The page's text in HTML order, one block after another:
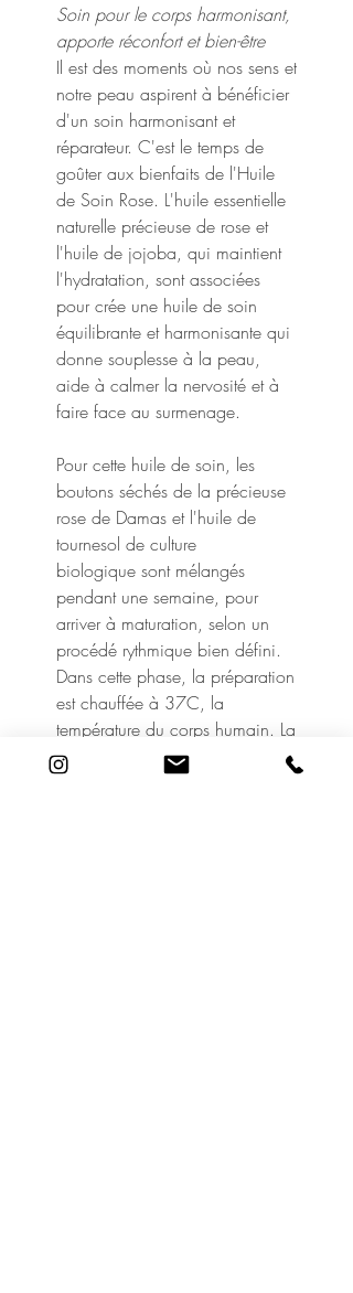
Soin pour le corps harmonisant,
apporte réconfort et bien-être
Il est des moments où nos sens et
notre peau aspirent à bénéficier
d'un soin harmonisant et
réparateur. C'est le temps de
goûter aux bienfaits de l'Huile
de Soin Rose. L'huile essentielle
naturelle précieuse de rose et
l'huile de jojoba, qui maintient
l'hydratation, sont associées
pour crée une huile de soin
équilibrante et harmonisante qui
donne souplesse à la peau,
aide à calmer la nervosité et à
faire face au surmenage.
Pour cette huile de soin, les
boutons séchés de la précieuse
rose de Damas et l'huile de
tournesol de culture
biologique sont mélangés
pendant une semaine, pour
arriver à maturation, selon un
procédé rythmique bien défini.
Dans cette phase, la préparation
est chauffée à 37C, la
température du corps humain. La
base est mélangée avec
précaution le matin et le soir.